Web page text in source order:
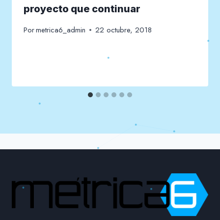
proyecto que continuar
Pormetrica6_admin 22 octubre, 2018